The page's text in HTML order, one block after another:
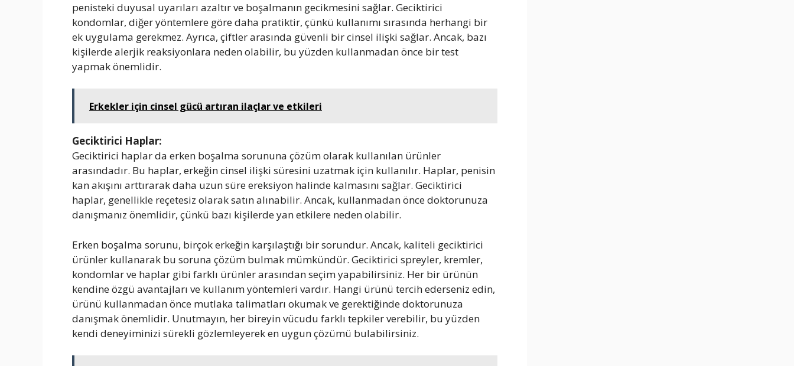
penisteki duyusal uyarıları azaltır ve boşalmanın gecikmesini sağlar. Geciktirici
kondomlar, diğer yöntemlere göre daha pratiktir, çünkü kullanımı sırasında herhangi bir
ek uygulama gerekmez. Ayrıca, çiftler arasında güvenli bir cinsel ilişki sağlar. Ancak, bazı
kişilerde alerjik reaksiyonlara neden olabilir, bu yüzden kullanmadan önce bir test
yapmak önemlidir.
Erkekler için cinsel gücü artıran ilaçlar ve etkileri
Geciktirici Haplar:
Geciktirici haplar da erken boşalma sorununa çözüm olarak kullanılan ürünler
arasındadır. Bu haplar, erkeğin cinsel ilişki süresini uzatmak için kullanılır. Haplar, penisin
kan akışını arttırarak daha uzun süre ereksiyon halinde kalmasını sağlar. Geciktirici
haplar, genellikle reçetesiz olarak satın alınabilir. Ancak, kullanmadan önce doktorunuza
danışmanız önemlidir, çünkü bazı kişilerde yan etkilere neden olabilir.
Erken boşalma sorunu, birçok erkeğin karşılaştığı bir sorundur. Ancak, kaliteli geciktirici
ürünler kullanarak bu soruna çözüm bulmak mümkündür. Geciktirici spreyler, kremler,
kondomlar ve haplar gibi farklı ürünler arasından seçim yapabilirsiniz. Her bir ürünün
kendine özgü avantajları ve kullanım yöntemleri vardır. Hangi ürünü tercih ederseniz edin,
ürünü kullanmadan önce mutlaka talimatları okumak ve gerektiğinde doktorunuza
danışmak önemlidir. Unutmayın, her bireyin vücudu farklı tepkiler verebilir, bu yüzden
kendi deneyiminizi sürekli gözlemleyerek en uygun çözümü bulabilirsiniz.